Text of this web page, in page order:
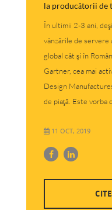
la producătorii de
În ultimii 2-3 ani,
vânzările de servere
global cât şi în
Gartner, cea mai
Design
de piaţă. Este vorba
11 OCT, 2019